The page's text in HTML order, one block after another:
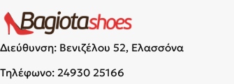
Διεύθυνση: Βενιζέλου 52, Ελασσόνα
Τηλέφωνο: 24930 25166